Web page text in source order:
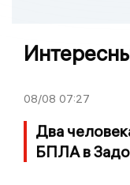
08/08 07:27
Два
БПЛА в